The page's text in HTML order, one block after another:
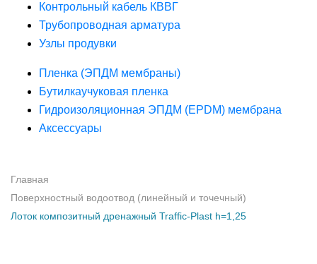
Контрольный кабель КВВГ
Трубопроводная арматура
Узлы продувки
Пленка (ЭПДМ мембраны)
Бутилкаучуковая пленка
Гидроизоляционная ЭПДМ (EPDM) мембрана
Аксессуары
Главная
Поверхностный водоотвод (линейный и точечный)
Лоток композитный дренажный Traffic-Plast h=1,25